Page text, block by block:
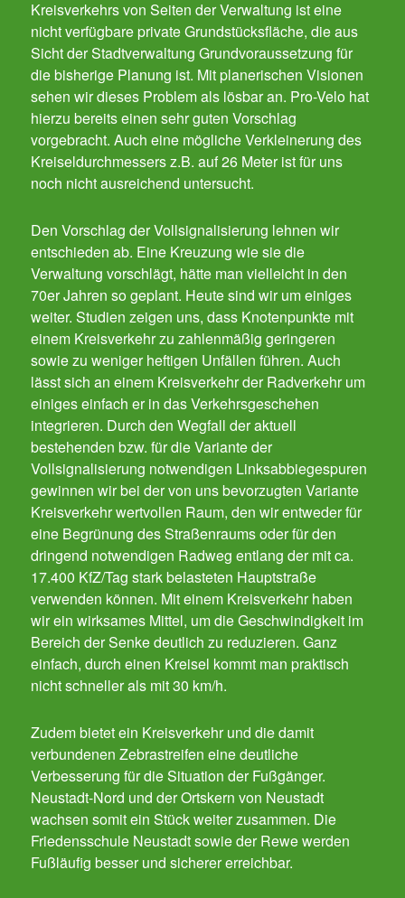
Kreisverkehrs von Seiten der Verwaltung ist eine
nicht verfügbare private Grundstücksfläche, die aus
Sicht der Stadtverwaltung Grundvoraussetzung für
die bisherige Planung ist. Mit planerischen Visionen
sehen wir dieses Problem als lösbar an. Pro-Velo hat
hierzu bereits einen sehr guten Vorschlag
vorgebracht. Auch eine mögliche Verkleinerung des
Kreiseldurchmessers z.B. auf 26 Meter ist für uns
noch nicht ausreichend untersucht.
Den Vorschlag der Vollsignalisierung lehnen wir
entschieden ab. Eine Kreuzung wie sie die
Verwaltung vorschlägt, hätte man vielleicht in den
70er Jahren so geplant. Heute sind wir um einiges
weiter. Studien zeigen uns, dass Knotenpunkte mit
einem Kreisverkehr zu zahlenmäßig geringeren
sowie zu weniger heftigen Unfällen führen. Auch
lässt sich an einem Kreisverkehr der Radverkehr um
einiges einfach er in das Verkehrsgeschehen
integrieren. Durch den Wegfall der aktuell
bestehenden bzw. für die Variante der
Vollsignalisierung notwendigen Linksabbiegespuren
gewinnen wir bei der von uns bevorzugten Variante
Kreisverkehr wertvollen Raum, den wir entweder für
eine Begrünung des Straßenraums oder für den
dringend notwendigen Radweg entlang der mit ca.
17.400 KfZ/Tag stark belasteten Hauptstraße
verwenden können. Mit einem Kreisverkehr haben
wir ein wirksames Mittel, um die Geschwindigkeit im
Bereich der Senke deutlich zu reduzieren. Ganz
einfach, durch einen Kreisel kommt man praktisch
nicht schneller als mit 30 km/h.
Zudem bietet ein Kreisverkehr und die damit
verbundenen Zebrastreifen eine deutliche
Verbesserung für die Situation der Fußgänger.
Neustadt-Nord und der Ortskern von Neustadt
wachsen somit ein Stück weiter zusammen. Die
Friedensschule Neustadt sowie der Rewe werden
Fußläufig besser und sicherer erreichbar.